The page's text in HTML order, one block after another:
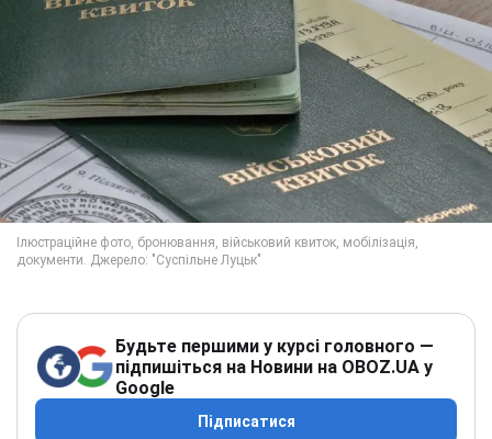
Будьте першими у курсі головного —
підпишіться на Новини на OBOZ.UA у
Google
Підписатися